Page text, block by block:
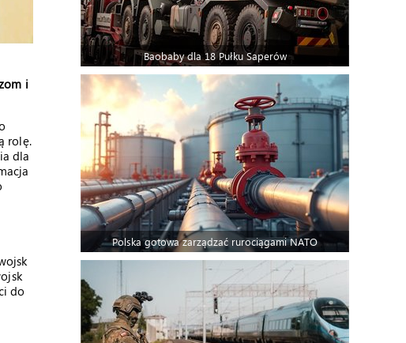
i
rolę.
dla
do
Baobaby dla 18 Pułku Saperów
Polska gotowa zarządzać rurociągami NATO